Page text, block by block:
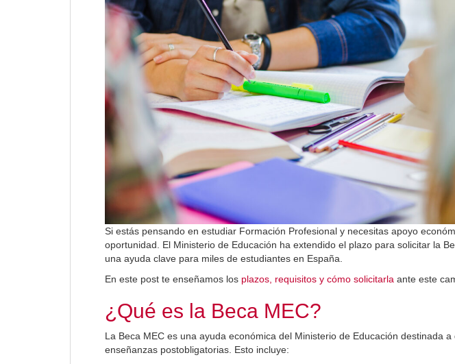
Si estás pensando en estudiar Formación Profesional y necesitas apoyo
oportunidad. El Ministerio de Educación ha extendido el plazo para solicitar la
una ayuda clave para miles de estudiantes en España.
En este post te enseñamos los plazos, requisitos y cómo solicitarla ante este
¿Qué es la Beca MEC?
La Beca MEC es una ayuda económica del Ministerio de Educación destinada
enseñanzas postobligatorias. Esto incluye: